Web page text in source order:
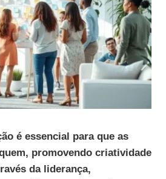
é essencial para que as
promovendo criatividade
da liderança,